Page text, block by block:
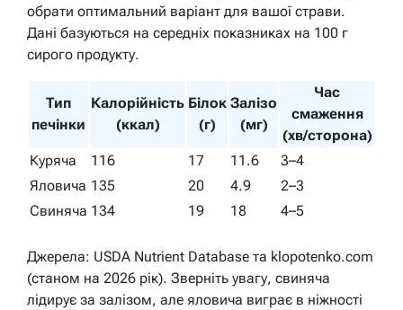
обрати оптимальний варіант для вашої страви.
Дані базуються на середніх показниках на 100 г
сирого продукту.
Тип
печінки
Калорійність
(ккал)
Білок
(г)
Залізо
(мг)
Час
смаження
(хв/сторона)
Куряча
116 17 11.6
3–4
Яловича 135 20 4.9
2–3
Свиняча 134 19 18 4–5
Джерела: USDA Nutrient Database та klopotenko.com
(станом на 2026 рік). Зверніть увагу, свиняча
лідирує за залізом, але яловича виграє в ніжності